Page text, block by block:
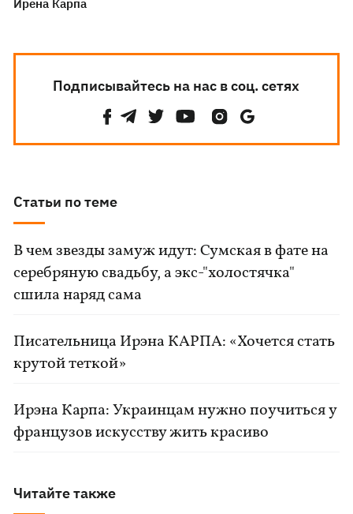
Ирена Карпа
Подписывайтесь на нас в соц. сетях
Статьи по теме
В чем звезды замуж идут: Сумская в фате на
серебряную свадьбу, а экс-"холостячка"
сшила наряд сама
Писательница Ирэна КАРПА: «Хочется стать
крутой теткой»
Ирэна Карпа: Украинцам нужно поучиться у
французов искусству жить красиво
Читайте также